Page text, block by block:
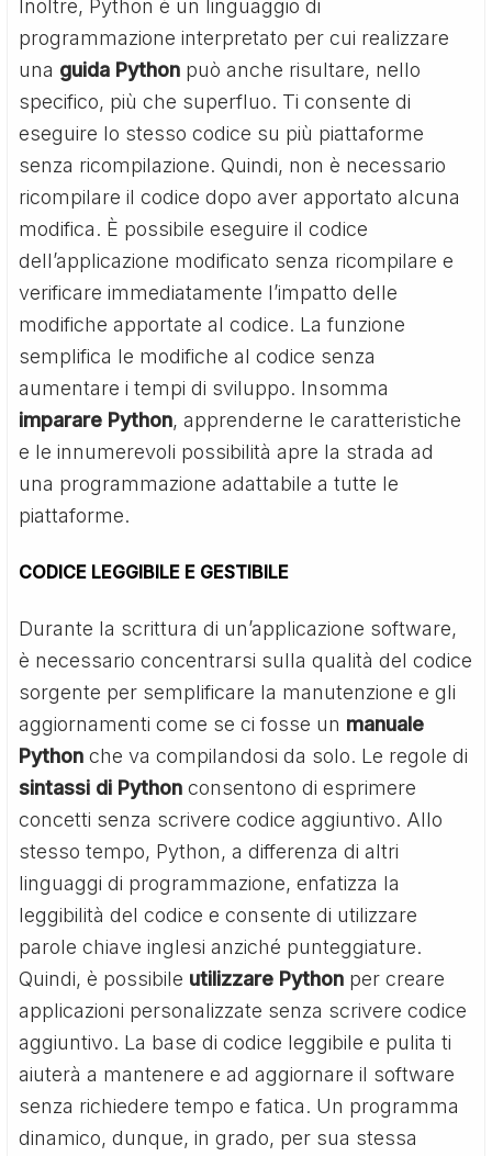
Inoltre, Python è un linguaggio di
programmazione interpretato per cui realizzare
una guida Python può anche risultare, nello
specifico, più che superfluo. Ti consente di
eseguire lo stesso codice su più piattaforme
senza ricompilazione. Quindi, non è necessario
ricompilare il codice dopo aver apportato alcuna
modifica. È possibile eseguire il codice
dell’applicazione modificato senza ricompilare e
verificare immediatamente l’impatto delle
modifiche apportate al codice. La funzione
semplifica le modifiche al codice senza
aumentare i tempi di sviluppo. Insomma
imparare Python, apprenderne le caratteristiche
e le innumerevoli possibilità apre la strada ad
una programmazione adattabile a tutte le
piattaforme.
CODICE LEGGIBILE E GESTIBILE
Durante la scrittura di un’applicazione software,
è necessario concentrarsi sulla qualità del codice
sorgente per semplificare la manutenzione e gli
aggiornamenti come se ci fosse un manuale
Pythonche va compilandosi da solo. Le regole di
sintassi di Python consentono di esprimere
concetti senza scrivere codice aggiuntivo. Allo
stesso tempo, Python, a differenza di altri
linguaggi di programmazione, enfatizza la
leggibilità del codice e consente di utilizzare
parole chiave inglesi anziché punteggiature.
Quindi, è possibile utilizzare Python per creare
applicazioni personalizzate senza scrivere codice
aggiuntivo. La base di codice leggibile e pulita ti
aiuterà a mantenere e ad aggiornare il software
senza richiedere tempo e fatica. Un programma
dinamico, dunque, in grado, per sua stessa